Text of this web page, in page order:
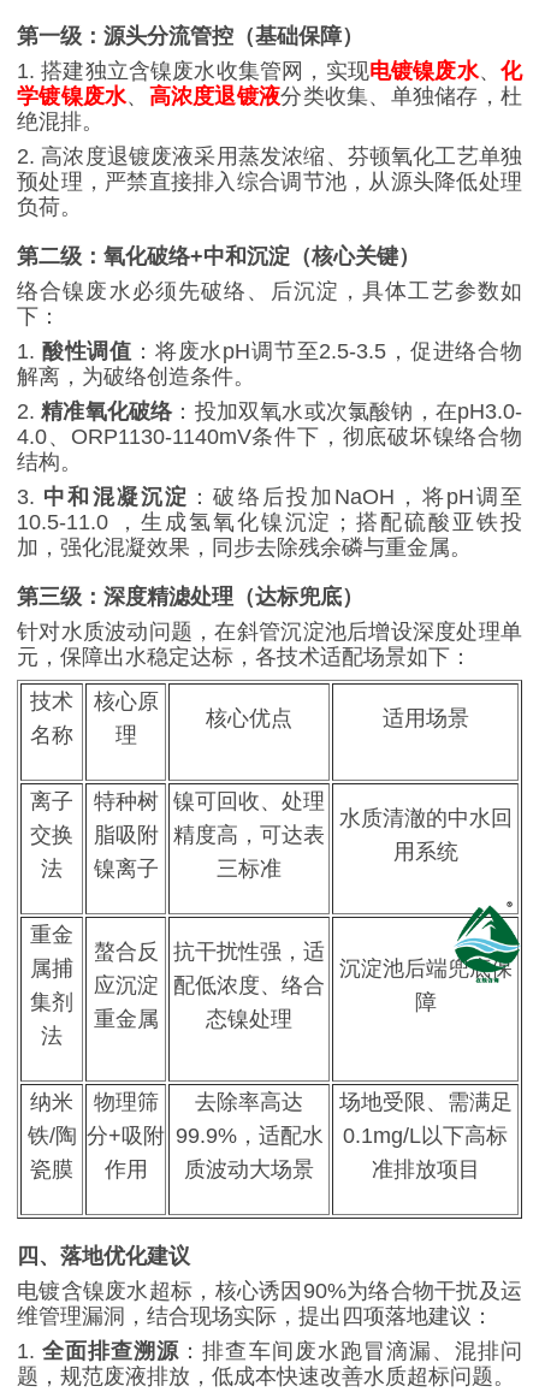
第一级：源头分流管控（基础保障）
1.搭建独立含镍废水收集管网，实现电镀镍废水、化
学镀镍废水、 高浓度退镀液分类收集、单独储存，杜
绝混排。
2. 高浓度退镀废液采用蒸发浓缩、芬顿氧化工艺单独
预处理，严禁直接排入综合调节池，从源头降低处理
负荷。
第二级：氧化破络+中和沉淀（核心关键）
络合镍废水必须先破络、后沉淀，具体工艺参数如
下：
1. 酸性调值 ：将废水pH调节至2.5-3.5 ，促进络合物
解离，为破络创造条件。
2.精准氧化破络：投加双氧水或次氯酸钠，在pH3.0-
4.0、 ORP1130-1140mV条件下，彻底破坏镍络合物
结构。
3. 中和混凝沉淀 ：破络后投加 NaOH ，将pH调至
10.5-11.0
，生成氢氧化镍沉淀；搭配硫酸亚铁投
加，强化混凝效果，同步去除残余磷与重金属。
第三级：深度精滤处理（达标兜底）
针对水质波动问题，在斜管沉淀池后增设深度处理单
元，保障出水稳定达标，各技术适配场景如下：
技术
名称
核心原
理
核心优点 适用场景
离子
交换
法
特种树
脂吸附
镍离子
镍可回收、处理
精度高，可达表
三标准
水质清澈的中水回
用系统
重金
属捕
集剂
法
螯合反
应沉淀
重金属
抗干扰性强，适
配低浓度、络合
态镍处理
沉淀池后端兜底保
障
纳米
铁/陶
瓷膜
物理筛
分+吸附
作用
去除率高达
99.9%，适配水
质波动大场景
场地受限、需满足
0.1mg/L以下高标
准排放项目
四、落地优化建议
电镀含镍废水超标，核心诱因 90%为络合物干扰及运
维管理漏洞，结合现场实际，提出四项落地建议：
1.全面排查溯源 ：排查车间废水跑冒滴漏、混排问
题，规范废液排放，低成本快速改善水质超标问题。